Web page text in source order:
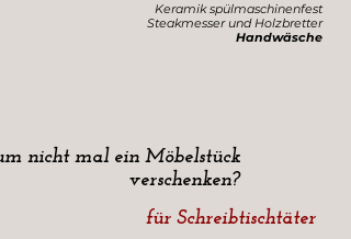
Keramik spülmaschinenfest
Steakmesser und Holzbretter
Handwäsche
nicht mal ein Möbelstück
verschenken?
für Schreibtischtäter